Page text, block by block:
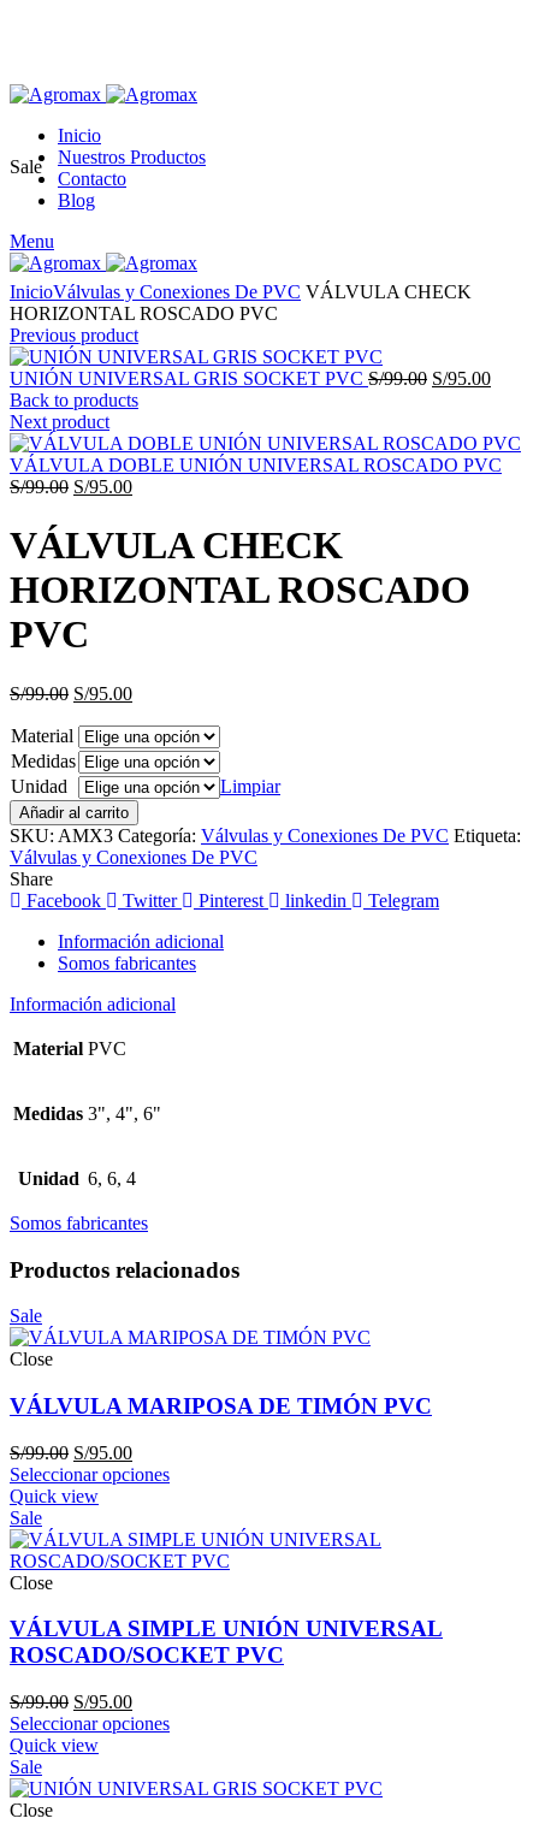
Inicio
Nuestros Productos
Contacto
Blog
Menu
Sale
Click to enlarge
InicioVálvulas y Conexiones De PVC VÁLVULA CHECK
HORIZONTAL ROSCADO PVC
Previous product
UNIÓN UNIVERSAL GRIS SOCKET PVC S/99.00 El
era:
S/99.00.
S/95.00El
es:
S/
Back to products
Next product
VÁLVULA DOBLE UNIÓN UNIVERSAL ROSCADO PVC
S/99.00 El
original
era:
S/95.00El
actual
es:
VÁLVULA CHECK
HORIZONTAL ROSCADO
PVC
S/99.00 El
original
era:
S/99.00.
S/95.00El
actual
es:
S/95.00.
Material
Medidas
Unidad
Limpiar
Añadir al carrito
SKU: AMX3 Categoría: Válvulas y Conexiones De PVC Etiqueta:
Válvulas y Conexiones De PVC
Share
Facebook
Twitter Pinterest linkedin
Telegram
Información adicional
Somos fabricantes
Información adicional
Material PVC
Medidas 3", 4", 6"
Unidad 6, 6, 4
Somos fabricantes
Productos relacionados
Sale
Close
VÁLVULA MARIPOSA DE TIMÓN PVC
S/99.00 El
precio
original
S/99.00.
S/95.00El
precio
S/95.00.
Seleccionar opciones
Quick view
Sale
Close
VÁLVULA SIMPLE UNIÓN UNIVERSAL
ROSCADO/SOCKET PVC
S/99.00 El
precio
original
S/99.00.
S/95.00El
precio
S/95.00.
Seleccionar opciones
Quick view
Sale
Close